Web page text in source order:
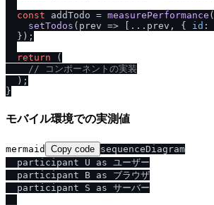
const addTodo = measurePerformance (
setTodos ( prev => [...prev, { id :
  });
return (
/ / コンポーネントの実装
  );
モバイル環境での実測値
mermaid Copy code sequenceDiagram
  participant U as ユーザー
  participant B as ブラウザ
  participant S as サーバー